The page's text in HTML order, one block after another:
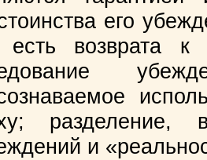
его
есть возврата к
разделение,
и